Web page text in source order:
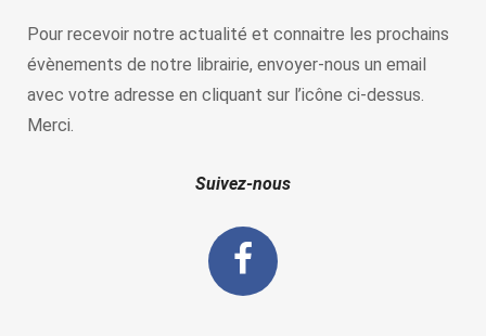
Pour recevoir notre actualité et connaitre les prochains
évènements de notre librairie, envoyer-nous un email
avec votre adresse en cliquant sur l’icône ci-dessus.
Merci.
Suivez-nous